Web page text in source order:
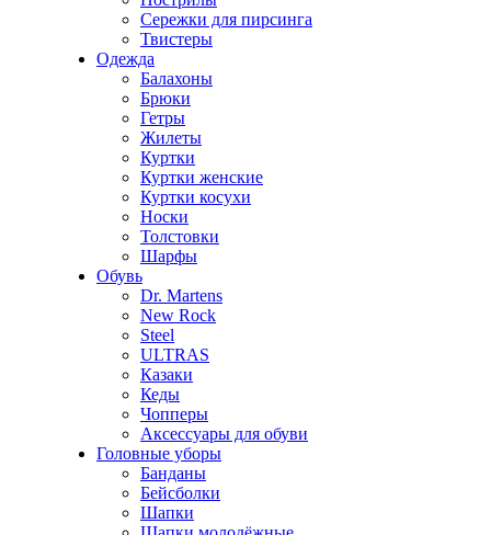
Сережки для пирсинга
Твистеры
Одежда
Балахоны
Брюки
Гетры
Жилеты
Куртки
Куртки женские
Куртки косухи
Носки
Толстовки
Шарфы
Обувь
Dr. Martens
New Rock
Steel
ULTRAS
Казаки
Кеды
Чопперы
Аксессуары для обуви
Головные уборы
Банданы
Бейсболки
Шапки